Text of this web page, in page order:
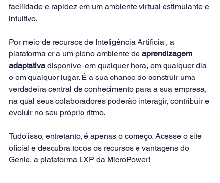
facilidade e rapidez em um ambiente virtual estimulante e
intuitivo.
Por meio de recursos de Inteligência Artificial, a
plataforma cria um pleno ambiente de aprendizagem
adaptativa disponível em qualquer hora, em qualquer dia
e em qualquer lugar. É a sua chance de construir uma
verdadeira central de conhecimento para a sua empresa,
na qual seus colaboradores poderão interagir, contribuir e
evoluir no seu próprio ritmo.
Tudo isso, entretanto, é apenas o começo. Acesse o site
oficial e descubra todos os recursos e vantagens do
Genie, a plataforma LXP da MicroPower!